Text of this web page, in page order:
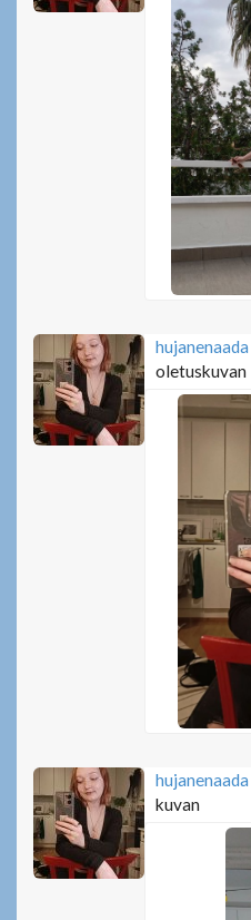
hujanenaada
oletuskuvan
hujanenaada
kuvan